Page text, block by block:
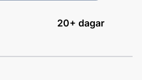
20+ dagar